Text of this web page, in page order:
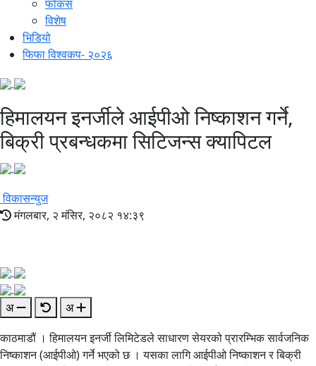
फोकस
विशेष
भिडियो
फिफा विश्वकप- २०२६
हिमालयन इनर्जीले आईपीओ निष्काशन गर्ने,
बिक्री प्रबन्धकमा सिटिजन्स क्यापिटल
विकासन्युज
मंगलबार, २ मंसिर, २०८२ १४:३९
अ
अ
काठमाडौं । हिमालयन इनर्जी लिमिटेडले साधारण सेयरको प्रारम्भिक सार्वजनिक
निष्काशन (आईपीओ) गर्ने भएको छ । यसका लागि आईपीओ निष्काशन र बिक्री